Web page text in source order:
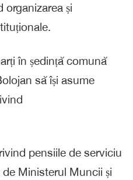
organizarea și
în ședință comună
să își asume
pensiile de serviciu
Ministerul Muncii și